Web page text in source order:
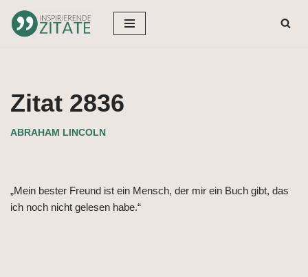
Zum
Zitat 2836
ABRAHAM LINCOLN
„Mein bester Freund ist ein Mensch, der mir ein Buch gibt, das
ich noch nicht gelesen habe.“